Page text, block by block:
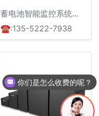
蓄电池智能监控系统WiseBMS2000
☎:135-5222-7938
你们是怎么收费的呢？